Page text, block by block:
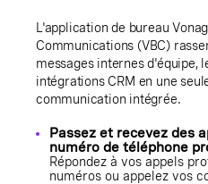
L'application de bureau
Communications (VBC)
messages internes d'équipe,
intégrations CRM en une
communication intégrée.
Passez et recevez des
numéro de téléphone
Répondez à vos appels
numéros ou appelez vos